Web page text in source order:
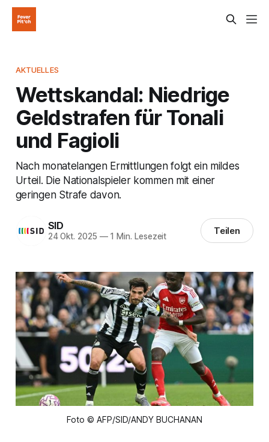
AKTUELLES
Wettskandal: Niedrige
Geldstrafen für Tonali
und Fagioli
Nach monatelangen Ermittlungen folgt ein mildes
Urteil. Die Nationalspieler kommen mit einer
geringen Strafe davon.
SID
24 Okt. 2025 —1 Min. Lesezeit Teilen
Foto © AFP/SID/ANDY BUCHANAN